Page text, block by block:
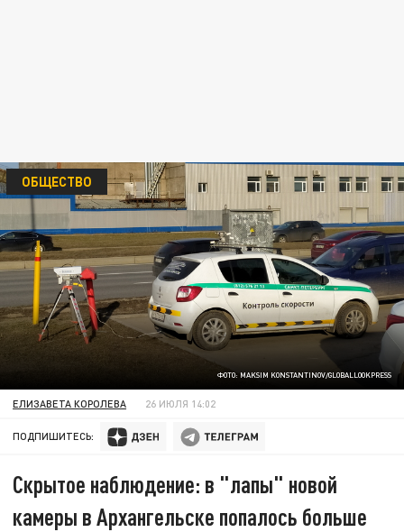
ФОТО: MAKSIM KONSTANTINOV/GLOBALLOOKPRESS
ОБЩЕСТВО
ЕЛИЗАВЕТА КОРОЛЕВА 26 ИЮЛЯ 14:02
ПОДПИШИТЕСЬ:
Скрытое наблюдение: в "лапы" новой
камеры в Архангельске попалось больше